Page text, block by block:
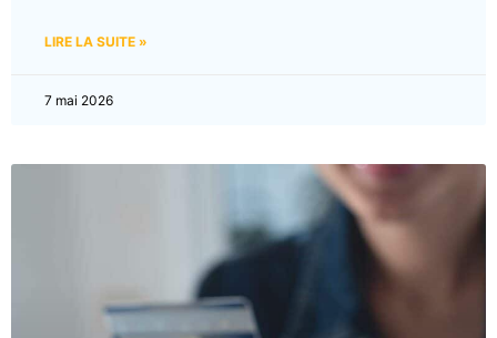
LIRE LA SUITE »
7 mai 2026